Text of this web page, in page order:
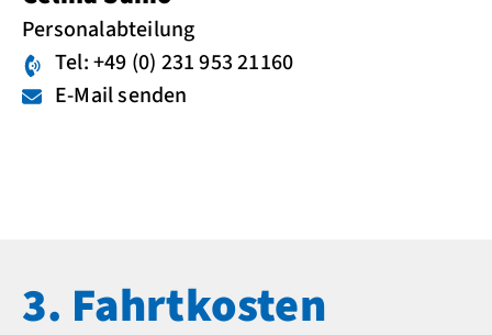
Personalabteilung
Tel: +49 (0) 231 953 21160
E-Mail senden
3. Fahrtkosten